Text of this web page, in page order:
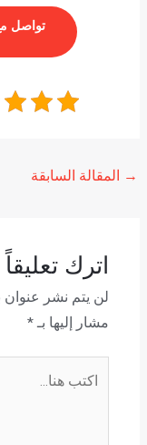
تواصل
→ المقالة السابقة
اترك تعليقاً
لن يتم نشر عنوان
مشار إليها بـ*